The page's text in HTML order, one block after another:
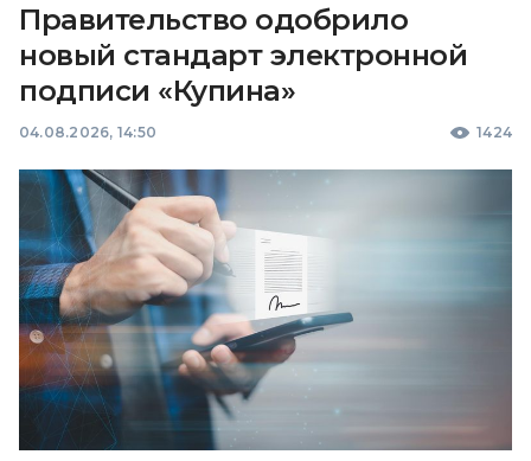
Правительство одобрило
новый стандарт электронной
подписи «Купина»
04.08.2026, 14:50 1424